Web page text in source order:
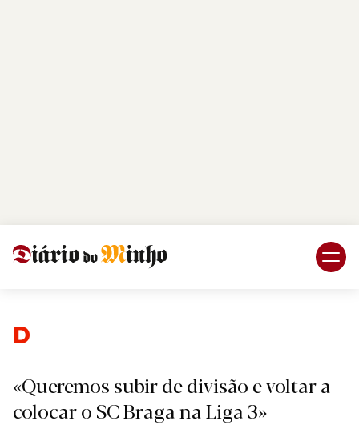
Desport
«Queremos subir de divisão e voltar a
colocar o SC Braga na Liga 3»